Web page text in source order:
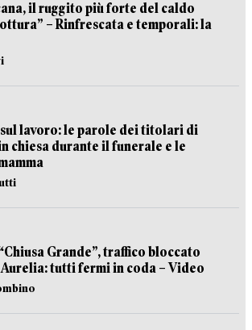
il ruggito più forte del caldo
– Rinfrescata e temporali: la
lavoro: le parole dei titolari di
chiesa durante il funerale e le
Grande”, traffico bloccato
tutti fermi in coda – Video